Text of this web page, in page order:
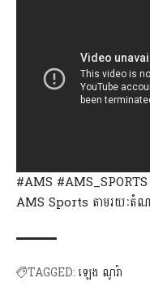
#AMS
AMS Sports តាមរយៈ
TAGGED:ឡេង ណូរ៉ា